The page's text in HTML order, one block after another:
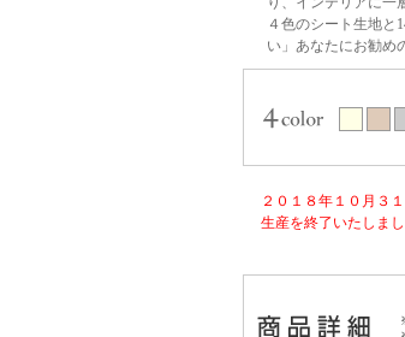
４色のシート生地と
い」あなたにお勧め
２０１８年１０月３
生産を終了いたしまし